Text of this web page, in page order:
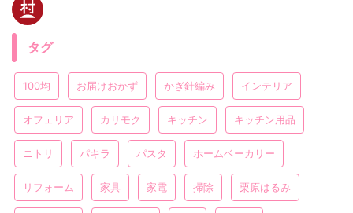
タグ
100均 お届けおかず かぎ針編み インテリア
オフェリア カリモク キッチン キッチン用品
ニトリ パキラ パスタ ホームベーカリー
リフォーム 家具 家電 掃除 栗原はるみ